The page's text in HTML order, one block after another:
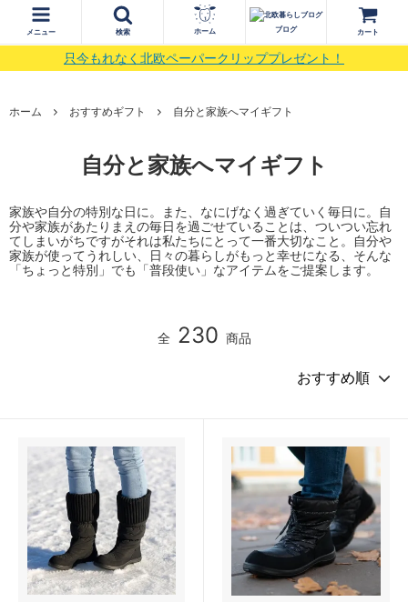
只今もれなく北欧ペーパークリッププレゼント！
メニュー 検索 ホーム ブログ カート
ホーム おすすめギフト 自分と家族へマイギフト
自分と家族へマイギフト
家族や自分の特別な日に。また、なにげなく過ぎていく毎日に。自
分や家族があたりまえの毎日を過ごせていることは、ついつい忘れ
てしまいがちですがそれは私たちにとって一番大切なこと。自分や
家族が使ってうれしい、日々の暮らしがもっと幸せになる、そんな
「ちょっと特別」でも「普段使い」なアイテムをご提案します。
全 230 商品